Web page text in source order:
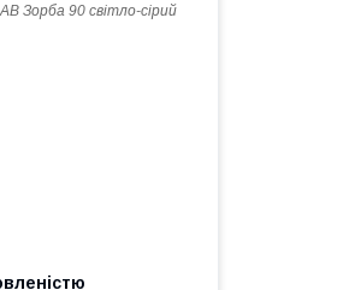
АВ Зорба 90 світло-сірий